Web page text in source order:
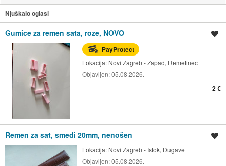
Njuškalo oglasi
Gumice za remen sata, roze, NOVO
PayProtect
Lokacija: Novi Zagreb - Zapad, Remetinec
Objavljen:05.08.2026.
2 €
Remen za sat, smeđi 20mm, nenošen
Lokacija: Novi Zagreb - Istok, Dugave
Objavljen:05.08.2026.